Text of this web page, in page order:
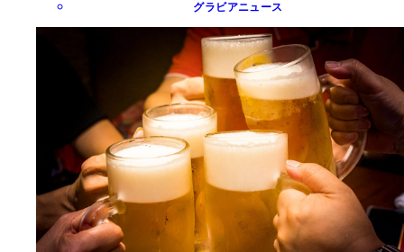
グラビアニュース